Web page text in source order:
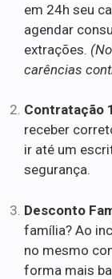
em 24h seu
agendar
extrações.
carências
Contratação
receber
ir até um
segurança.
Desconto
família? Ao
no mesmo
forma mais